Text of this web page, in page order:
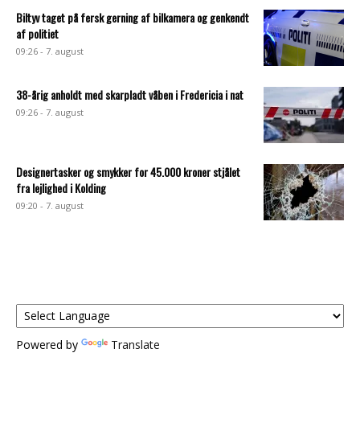
Biltyv taget på fersk gerning af bilkamera og genkendt
af politiet
09:26 - 7. august
38-årig anholdt med skarpladt våben i Fredericia i nat
09:26 - 7. august
Designertasker og smykker for 45.000 kroner stjålet
fra lejlighed i Kolding
09:20 - 7. august
Powered by Translate